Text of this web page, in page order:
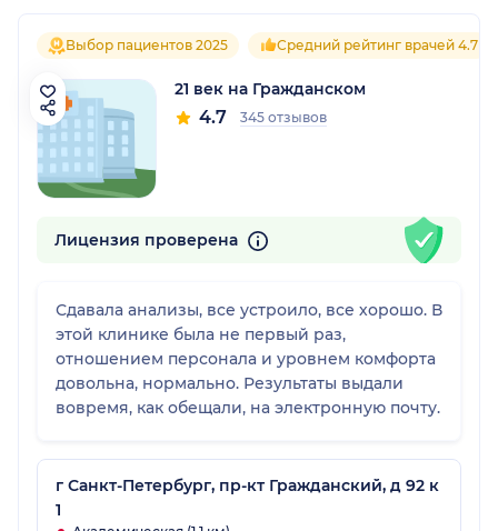
Выбор пациентов 2025 Средний рейтинг врачей 4.7
21 век на Гражданском
4.7 345 отзывов
Лицензия проверена
Сдавала анализы, все устроило, все хорошо. В
этой клинике была не первый раз,
отношением персонала и уровнем комфорта
довольна, нормально. Результаты выдали
вовремя, как обещали, на электронную почту.
г Санкт-Петербург, пр-кт Гражданский, д 92 к
1